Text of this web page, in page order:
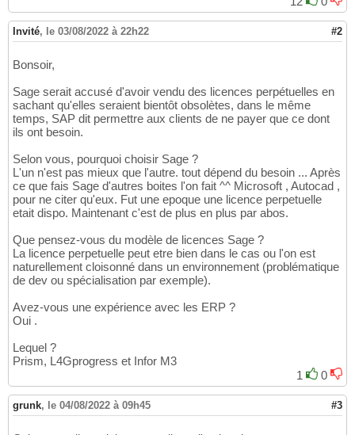
Invité, le 03/08/2022 à 22h22 #2
Bonsoir,
Sage serait accusé d'avoir vendu des licences perpétuelles en
sachant qu'elles seraient bientôt obsolètes, dans le même
temps, SAP dit permettre aux clients de ne payer que ce dont
ils ont besoin.
Selon vous, pourquoi choisir Sage ?
L'un n'est pas mieux que l'autre. tout dépend du besoin ... Après
ce que fais Sage d'autres boites l'on fait ^^ Microsoft , Autocad ,
pour ne citer qu'eux. Fut une epoque une licence perpetuelle
etait dispo. Maintenant c'est de plus en plus par abos.
Que pensez-vous du modèle de licences Sage ?
La licence perpetuelle peut etre bien dans le cas ou l'on est
naturellement cloisonné dans un environnement (problématique
de dev ou spécialisation par exemple).
Avez-vous une expérience avec les ERP ?
Oui .
Lequel ?
Prism, L4Gprogress et Infor M3
1
0
grunk, le 04/08/2022 à 09h45 #3